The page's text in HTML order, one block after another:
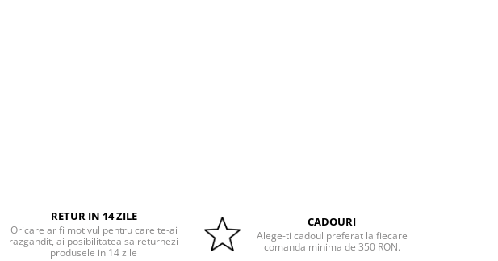
RETUR IN 14 ZILE
Oricare ar fi motivul pentru care te-ai
razgandit, ai posibilitatea sa returnezi
produsele in 14 zile
CADOURI
Alege-ti cadoul preferat la fiecare
comanda minima de 350 RON.